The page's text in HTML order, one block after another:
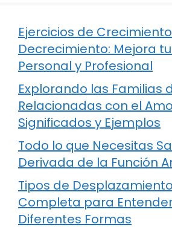
Ejercicios de
Decrecimiento: Mejora
Personal y Profesional
Explorando las Familias
Relacionadas con el
Significados y Ejemplos
Todo lo que Necesitas
Derivada de la Función
Tipos de
Completa para
Diferentes Formas